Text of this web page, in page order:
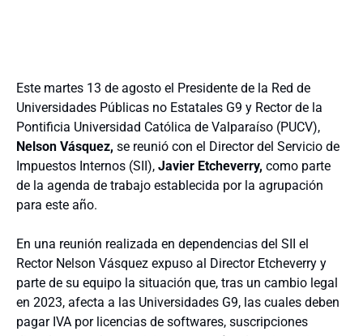
Este martes 13 de agosto el Presidente de la Red de
Universidades Públicas no Estatales G9 y Rector de la
Pontificia Universidad Católica de Valparaíso (PUCV),
Nelson Vásquez, se reunió con el Director del Servicio de
Impuestos Internos (SII), Javier Etcheverry, como parte
de la agenda de trabajo establecida por la agrupación
para este año.
En una reunión realizada en dependencias del SII el
Rector Nelson Vásquez expuso al Director Etcheverry y
parte de su equipo la situación que, tras un cambio legal
en 2023, afecta a las Universidades G9, las cuales deben
pagar IVA por licencias de softwares, suscripciones